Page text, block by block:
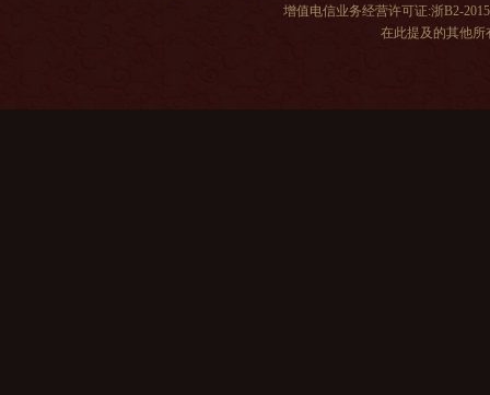
增值电信业务经营许可证:浙B2-
在此提及的其他